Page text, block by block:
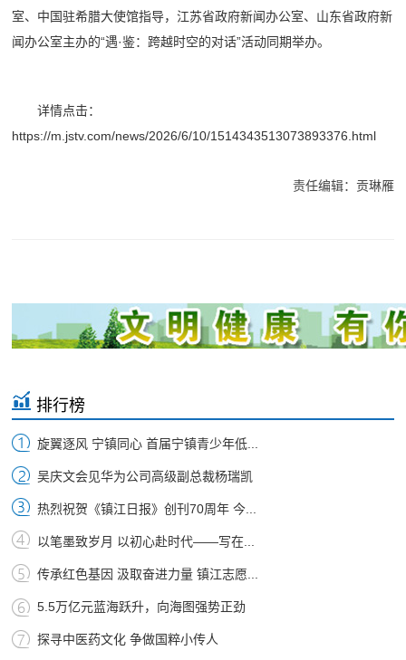
室、中国驻希腊大使馆指导，江苏省政府新闻办公室、山东省政府新
闻办公室主办的“遇·鉴：跨越时空的对话”活动同期举办。
详情点击：
https://m.jstv.com/news/2026/6/10/1514343513073893376.html
责任编辑：贡琳雁
排行榜
旋翼逐风 宁镇同心 首届宁镇青少年低...
吴庆文会见华为公司高级副总裁杨瑞凯
热烈祝贺《镇江日报》创刊70周年 今...
以笔墨致岁月 以初心赴时代——写在...
传承红色基因 汲取奋进力量 镇江志愿...
5.5万亿元蓝海跃升，向海图强势正劲
探寻中医药文化 争做国粹小传人